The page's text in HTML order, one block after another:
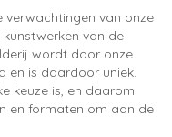
verwachtingen van onze
van de
wordt door onze
en is daardoor uniek.
keuze is, en daarom
en formaten om aan de